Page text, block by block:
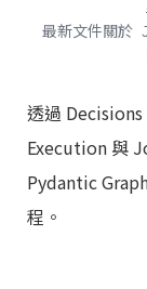
最新文件關於
透過
Execution 與
Pydantic
程。